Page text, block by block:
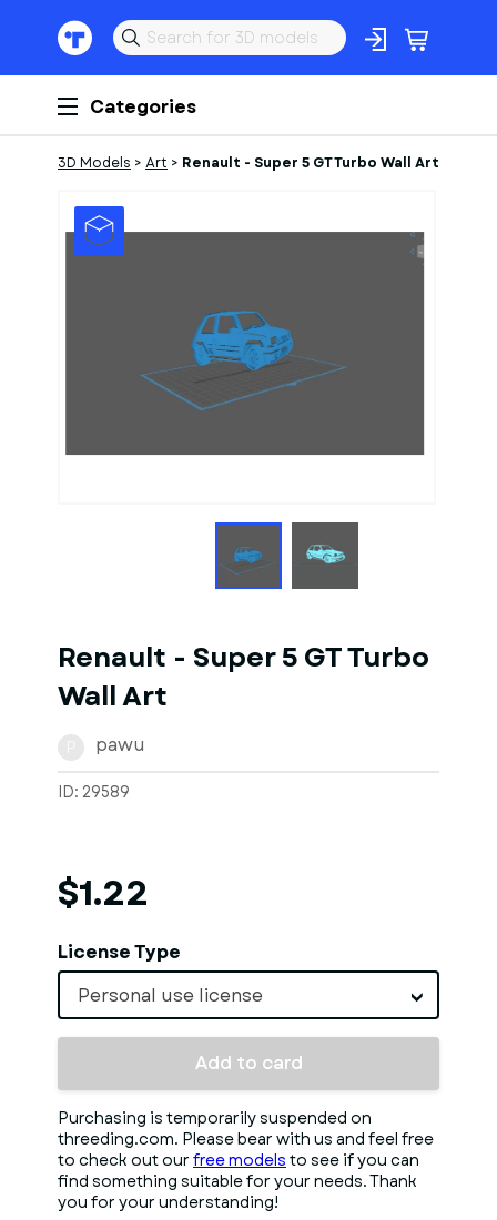
Categories
3D Models > Art > Renault - Super 5 GT Turbo Wall Art
Renault - Super 5 GT Turbo
Wall Art
pawu
ID: 29589
$1.22
License Type
Personal use license
Add to card
Purchasing is temporarily suspended on
threeding.com. Please bear with us and feel free
to check out our free models to see if you can
find something suitable for your needs. Thank
you for your understanding!